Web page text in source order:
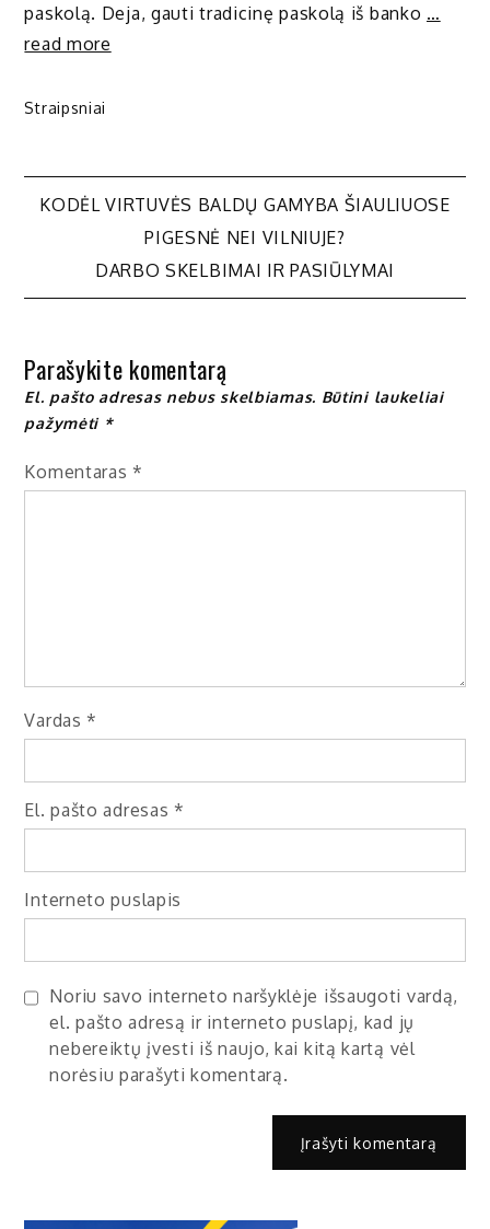
paskolą. Deja, gauti tradicinę paskolą iš banko …
read more
Straipsniai
Navigacija
tarp
KODĖL VIRTUVĖS BALDŲ GAMYBA ŠIAULIUOSE
PIGESNĖ NEI VILNIUJE?
DARBO SKELBIMAI IR PASIŪLYMAI
Parašykite komentarą
El. pašto adresas nebus skelbiamas. Būtini laukeliai
pažymėti *
Komentaras *
Vardas *
El. pašto adresas *
Interneto puslapis
Noriu savo interneto naršyklėje išsaugoti vardą,
el. pašto adresą ir interneto puslapį, kad jų
nebereiktų įvesti iš naujo, kai kitą kartą vėl
norėsiu parašyti komentarą.